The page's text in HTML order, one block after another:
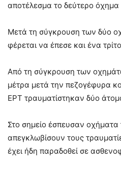
αποτέλεσμα το δεύτερο
Μετά τη σύγκρουση των δύο
φέρεται να έπεσε και ένα
Από τη σύγκρουση των
μέτρα μετά την πεζογέφυρα
ΕΡΤ τραυματίστηκαν δύο
Στο σημείο έσπευσαν οχήματα
απεγκλωβίσουν τους
έχει ήδη παραδοθεί σε